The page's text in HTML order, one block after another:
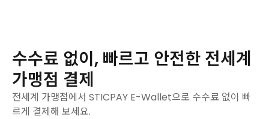
수수료 없이, 빠르고 안전한 전세계
가맹점 결제
전세계 가맹점에서 STICPAY E-Wallet으로 수수료 없이 빠
르게 결제해 보세요.